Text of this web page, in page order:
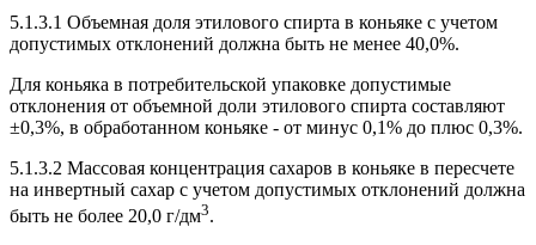
5.1.3.1 Объемная доля этилового спирта в коньяке с учетом
допустимых отклонений должна быть не менее 40,0%.
Для коньяка в потребительской упаковке допустимые
отклонения от объемной доли этилового спирта составляют
±0,3%, в обработанном коньяке - от минус 0,1% до плюс 0,3%.
5.1.3.2 Массовая концентрация сахаров в коньяке в пересчете
на инвертный сахар с учетом допустимых отклонений должна
быть не более 20,0 г/дм3.